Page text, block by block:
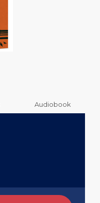
Audiobook